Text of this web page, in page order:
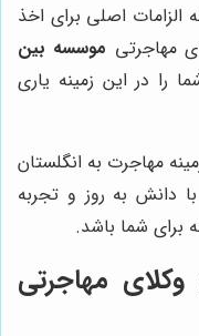
الزامات اصلی برای اخذ
مهاجرتی موسسه بین
را در این زمینه یاری
مهاجرت به انگلستان
با دانش به روز و تجربه
برای شما باشد.
مهاجرتی